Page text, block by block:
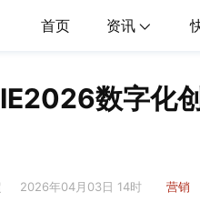
首页 资讯
数字化
2026年04月03日 14时 营销